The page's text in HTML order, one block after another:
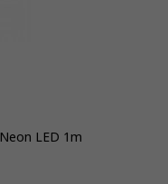
LED 1m